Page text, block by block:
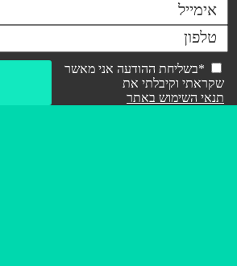
*בשליחת ההודעה אני מאשר
שקראתי וקיבלתי את
תנאי השימוש באתר